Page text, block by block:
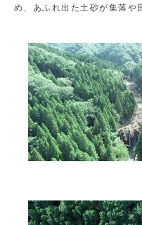
め、あふれ出た土砂が集落や